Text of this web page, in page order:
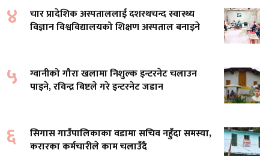
४
चार प्रादेशिक अस्पताललाई दशरथचन्द स्वास्थ्य
विज्ञान विश्वविद्यालयको शिक्षण अस्पताल बनाइने
५
ग्वानीको गौरा खलामा निशुल्क इन्टरनेट चलाउन
पाइने, रविन्द्र बिष्टले गरे इन्टरनेट जडान
६
सिगास गाउँपालिकाका वडामा सचिव नहुँदा समस्या,
करारका कर्मचारीले काम चलाउँदै